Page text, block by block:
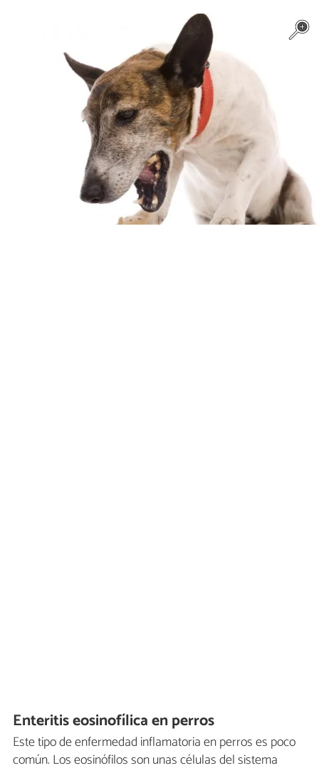
Enteritis eosinofílica en perros
Este tipo de enfermedad inflamatoria en perros es poco
común. Los eosinófilos son unas células del sistema